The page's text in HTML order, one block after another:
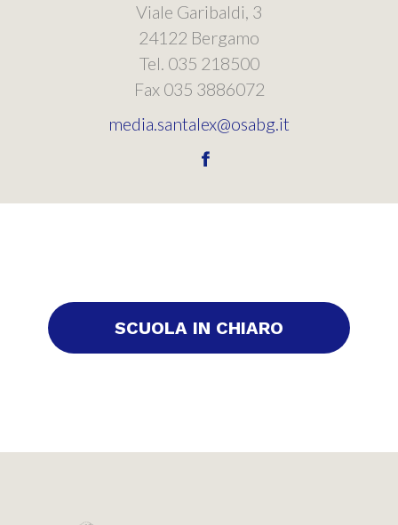
Viale Garibaldi, 3
24122 Bergamo
Tel. 035 218500
Fax 035 3886072
media.santalex@osabg.it
SCUOLA IN CHIARO